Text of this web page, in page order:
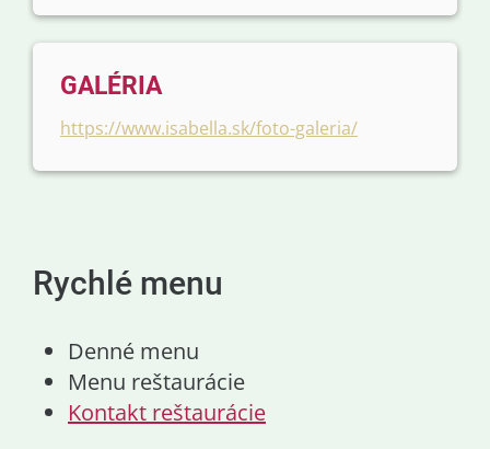
GALÉRIA
https://www.isabella.sk/foto-galeria/
Rychlé menu
Denné menu
Menu reštaurácie
Kontakt reštaurácie